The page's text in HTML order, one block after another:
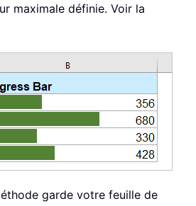
maximale définie. Voir la
garde votre feuille de